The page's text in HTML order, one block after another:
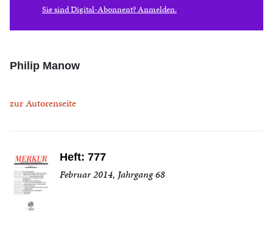
Sie sind Digital-Abonnent? Anmelden.
Philip Manow
zur Autorenseite
Heft: 777
Februar 2014, Jahrgang 68